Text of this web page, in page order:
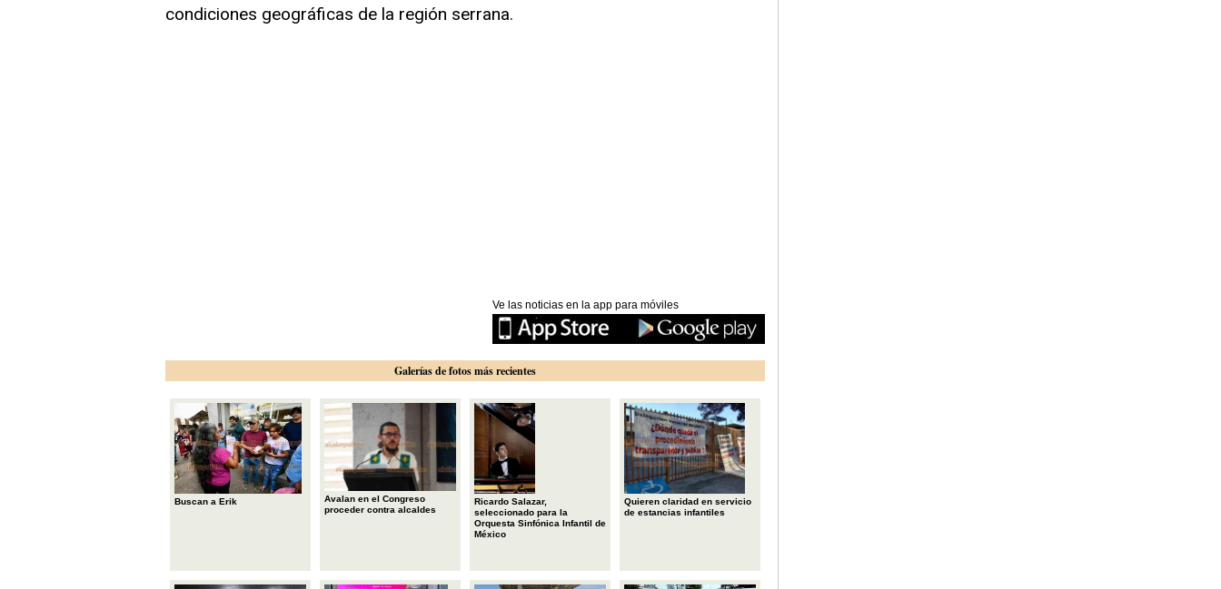
condiciones geográficas de la región serrana.
Ve las noticias en la app para móviles
Galerías de fotos más recientes
Buscan a Erik
Avalan en el Congreso
proceder contra alcaldes
Ricardo Salazar,
seleccionado para la
Orquesta Sinfónica Infantil de
México
Quieren claridad en servicio
de estancias infantiles